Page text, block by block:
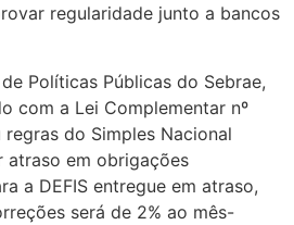
regularidade junto a bancos
Políticas Públicas do Sebrae,
com a Lei Complementar nº
do Simples Nacional
atraso em obrigações
a DEFIS entregue em atraso,
será de 2% ao mês-